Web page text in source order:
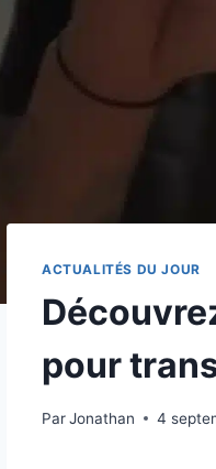
ACTUALITÉS DU JOUR
pour
ParJonathan 4